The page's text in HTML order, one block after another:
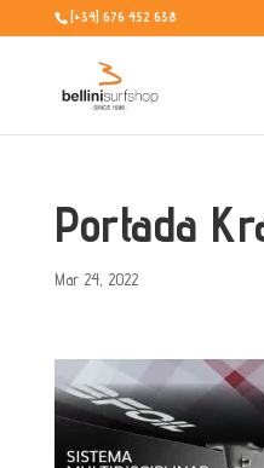
[+34] 676 452 638
Portada
Mar 24, 2022